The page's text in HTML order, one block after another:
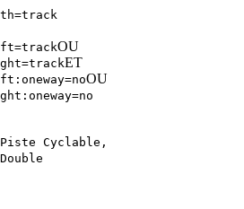
OU
ET
OU
Cyclable,